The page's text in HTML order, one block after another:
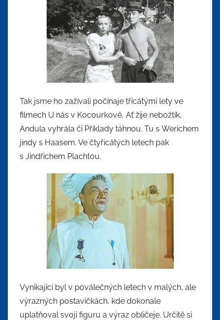
Tak jsme ho zažívali počínaje třicátými lety ve
filmech U nás v Kocourkově, Ať žije nebožtík,
Andula vyhrála či Příklady táhnou. Tu s Werichem
jindy s Haasem. Ve čtyřicátých letech pak
s Jindřichem Plachtou.
Vynikající byl v poválečných letech v malých, ale
výrazných postavičkách, kde dokonale
uplatňoval svoji figuru a výraz obličeje. Určitě si